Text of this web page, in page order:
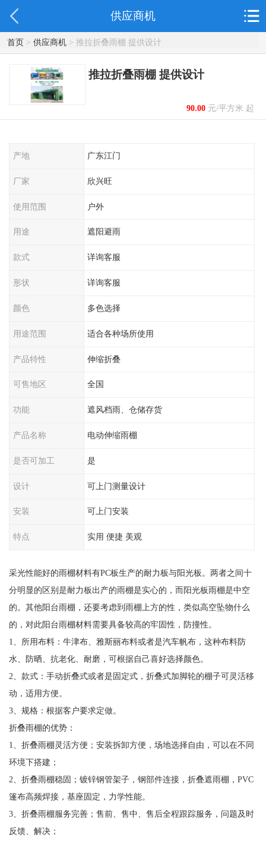
供应商机
首页> 供应商机> 推拉折叠雨棚 提供设计
推拉折叠雨棚 提供设计
90.00元/平方米 起
产地 广东江门
厂家 欣兴旺
使用范围 户外
用途 遮阳避雨
款式 详询客服
形状 详询客服
颜色 多色选择
用途范围 适合各种场所使用
产品特性 伸缩折叠
可售地区 全国
功能 遮风档雨、仓储存货
产品名称 电动伸缩雨棚
是否可加工 是
设计 可上门测量设计
安装 可上门安装
特点 实用 便捷 美观
采光性能好的雨棚材料有PC板生产的耐力板与阳光板。两者之间十
分明显的区别是耐力板出产的雨棚是实心的，而阳光板雨棚是中空
的。其他阳台雨棚，还要考虑到雨棚上方的性，类似高空坠物什么
的，对此阳台雨棚材料需要具备较高的牢固性，防撞性。
1、所用布料：牛津布、雅斯丽布料或者是汽车帆布，这种布料防
水、防晒、抗老化、耐磨，可根据自己喜好选择颜色。
2、款式：手动折叠式或者是固定式，折叠式加脚轮的棚子可灵活移
动，适用方便。
3、规格：根据客户要求定做。
折叠雨棚的优势：
1、折叠雨棚灵活方便；安装拆卸方便，场地选择自由，可以在不同
环境下搭建；
2、折叠雨棚稳固；镀锌钢管架子，钢部件连接，折叠遮雨棚，PVC
篷布高频焊接，基座固定，力学性能。
3、折叠雨棚服务完善；售前、售中、售后全程跟踪服务，问题及时
反馈、解决；